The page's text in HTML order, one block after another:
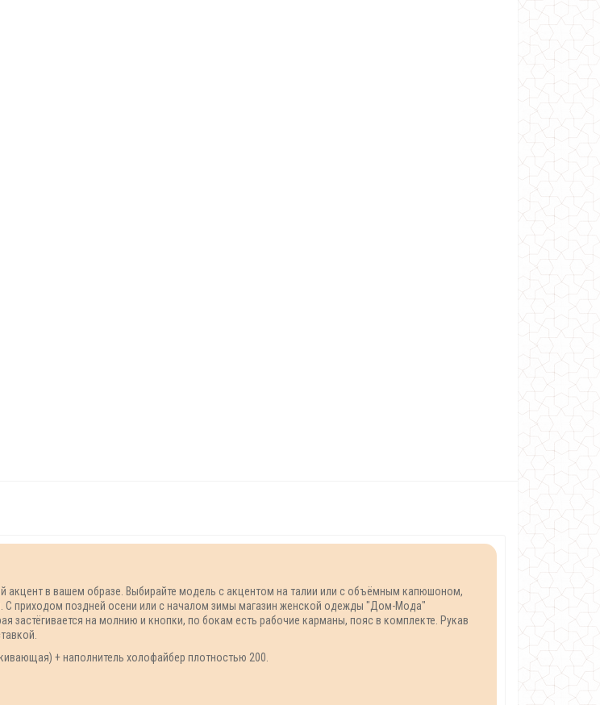
в вашем образе. Выбирайте модель с акцентом на талии или с объёмным капюшоном,
С приходом поздней осени или с началом зимы магазин женской одежды "Дом-Мода"
на молнию и кнопки, по бокам есть рабочие карманы, пояс в комплекте. Рукав
+ наполнитель холофайбер плотностью 200.